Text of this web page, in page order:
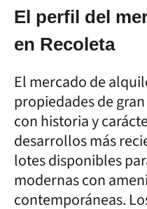
El perfil del
en Recoleta
El mercado de
propiedades de
con historia y
desarrollos más
lotes disponibles
modernas con
contemporáneas.